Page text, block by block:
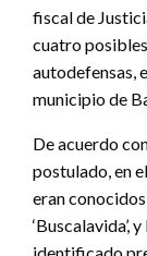
fiscal de
cuatro
autodefensas,
municipio de
De acuerdo
postulado, en
eran conocidos